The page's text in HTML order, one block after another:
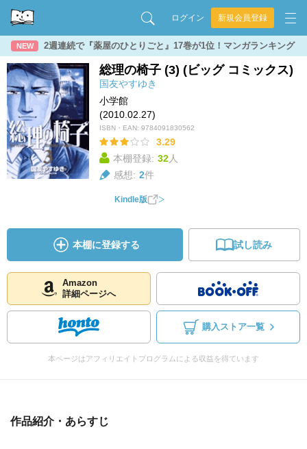
ログイン 新規会員登録
NEW 2週連続で『薬屋のひとりごと』17巻が1位！マンガランキング
総理の椅子 (3) (ビッグ コミックス)
国友やすゆき
小学館
(2010.02.27)
ISBN・EAN: 9784091830562
3.29
本棚登録: 32人
感想: 2件
Kindle版
本棚に登録する 試し読み
Amazon
詳細ページへ
購入ストア一覧
本ページはアフィリエイトプログラムによる収益を得ています
作品紹介・あらすじ